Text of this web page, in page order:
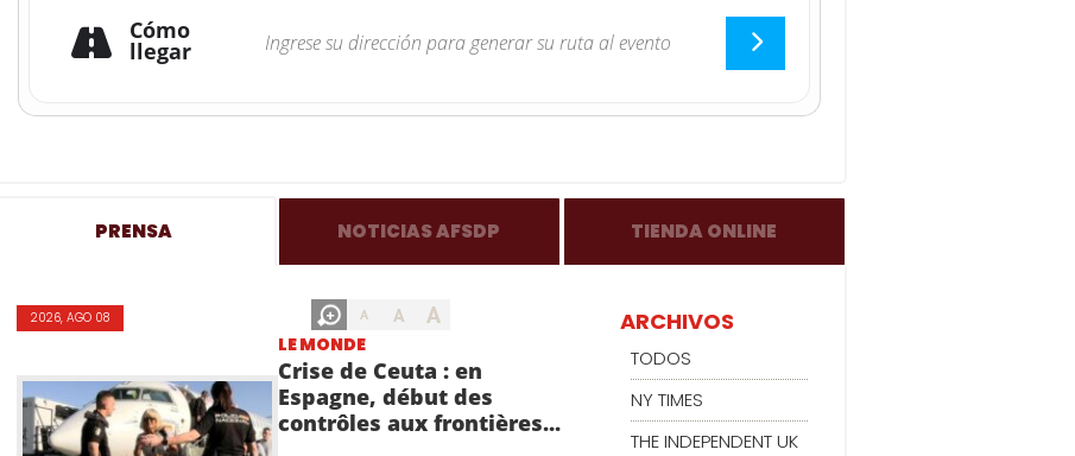
Cómo
llegar
PRENSA NOTICIAS AFSDP TIENDA ONLINE
A A A
2026, AGO 08
LE MONDE
Crise de Ceuta : en
Espagne, début des
contrôles aux frontières...
ARCHIVOS
TODOS
NY TIMES
THE INDEPENDENT UK